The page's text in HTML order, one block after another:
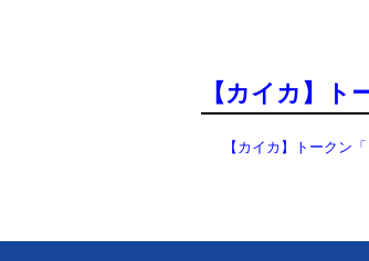
【カイカ】
【カイカ】トークン